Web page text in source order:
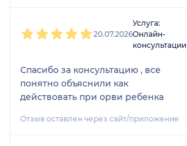
20.07.2026
Услуга:
Онлайн-
консультации
Спасибо за консультацию , все
понятно объяснили как
действовать при орви ребенка
Отзыв оставлен через сайт/приложение